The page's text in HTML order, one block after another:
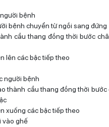
bệnh
bệnh chuyển từ ngồi sang đứng
cầu thang đồng thời bước
lên các bậc tiếp theo
người bệnh
thành cầu thang đồng thời
xuống các bậc tiếp theo
vào ghế